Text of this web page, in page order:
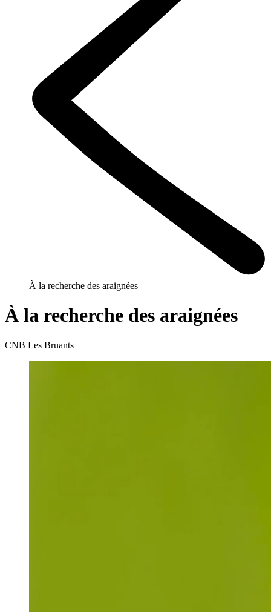
À la recherche des araignées
À la recherche des araignées
CNB Les Bruants